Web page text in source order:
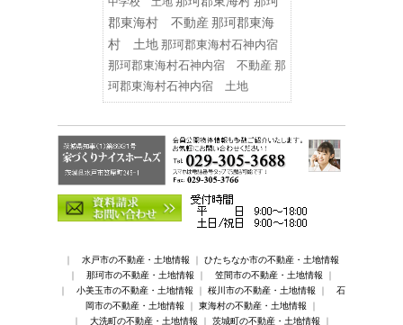
郡東海村 不動産那珂郡東海
村 土地 那珂郡東海村石神内宿
那珂郡東海村石神内宿 不動産 那
珂郡東海村石神内宿 土地
｜ 水戸市の不動産・土地情報 ｜ ひたちなか市の不動産・土地情報
｜ 那珂市の不動産・土地情報 ｜ 笠間市の不動産・土地情報 ｜
｜ 小美玉市の不動産・土地情報 ｜ 桜川市の不動産・土地情報 ｜ 石
岡市の不動産・土地情報 ｜ 東海村の不動産・土地情報 ｜
｜ 大洗町の不動産・土地情報 ｜ 茨城町の不動産・土地情報 ｜